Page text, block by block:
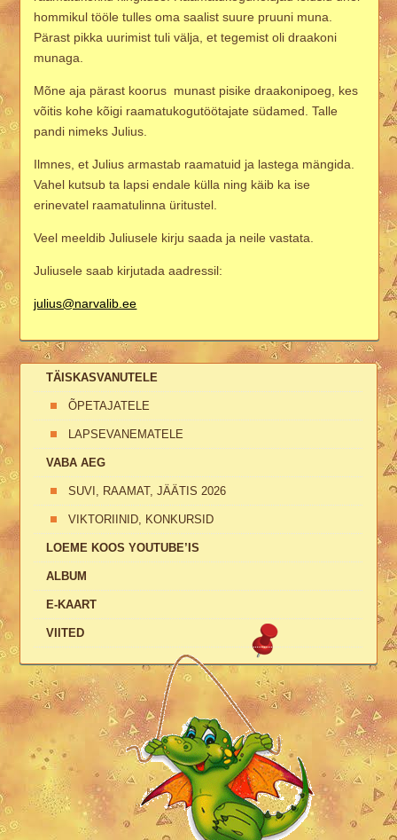
hommikul tööle tulles oma saalist suure pruuni muna.
Pärast pikka uurimist tuli välja, et tegemist oli draakoni
munaga.
Mõne aja pärast koorus munast pisike draakonipoeg, kes
võitis kohe kõigi raamatukogutöötajate südamed. Talle
pandi nimeks Julius.
Ilmnes, et Julius armastab raamatuid ja lastega mängida.
Vahel kutsub ta lapsi endale külla ning käib ka ise
erinevatel raamatulinna üritustel.
Veel meeldib Juliusele kirju saada ja neile vastata.
Juliusele saab kirjutada aadressil:
julius@narvalib.ee
TÄISKASVANUTELE
ÕPETAJATELE
LAPSEVANEMATELE
VABA AEG
SUVI, RAAMAT, JÄÄTIS 2026
VIKTORIINID, KONKURSID
LOEME KOOS YOUTUBE’IS
ALBUM
E-KAART
VIITED